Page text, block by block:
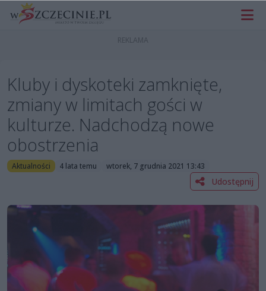
Kluby i dyskoteki zamknięte,
zmiany w limitach gości w
kulturze. Nadchodzą nowe
obostrzenia
Aktualności 4 lata temu wtorek, 7 grudnia 2021 13:43
Udostępnij